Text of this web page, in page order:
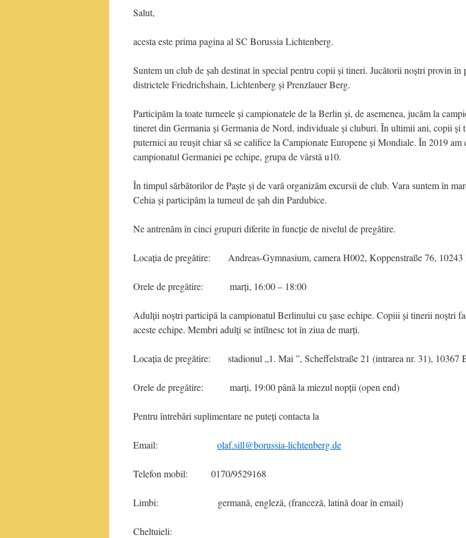
Salut,
acesta este prima pagina al SC Borussia Lichtenberg.
Suntem un club de șah destinat în special pentru copii și tineri. Jucătorii noștri provin în
districtele Friedrichshain, Lichtenberg și Prenzlauer Berg.
Participăm la toate turneele și campionatele de la Berlin și, de asemenea, jucăm la
tineret din Germania și Germania de Nord, individuale și cluburi. În ultimii ani, copii și
puternici au reușit chiar să se califice la Campionate Europene și Mondiale. În 2019 am
campionatul Germaniei pe echipe, grupa de vârstă u10.
În timpul sărbătorilor de Paște și de vară organizăm excursii de club. Vara suntem în
Cehia și participăm la turneul de șah din Pardubice.
Ne antrenăm în cinci grupuri diferite în funcție de nivelul de pregătire.
Locația de pregătire: Andreas-Gymnasium, camera H002, Koppenstraße 76, 10243
Orele de pregătire: marți, 16:00 – 18:00
Adulții noștri participă la campionatul Berlinului cu șase echipe. Copiii și tinerii noștri
aceste echipe. Membri adulți se întîlnesc tot în ziua de marți.
Locația de pregătire: stadionul „1. Mai ”, Scheffelstraße 21 (intrarea nr. 31), 10367
Orele de pregătire: marți, 19:00 până la miezul nopții (open end)
Pentru întrebări suplimentare ne puteți contacta la
Email: olaf.sill@borussia-lichtenberg.de
Telefon mobil: 0170/9529168
Limbi: germană, engleză, (franceză, latină doar în email)
Cheltuieli: